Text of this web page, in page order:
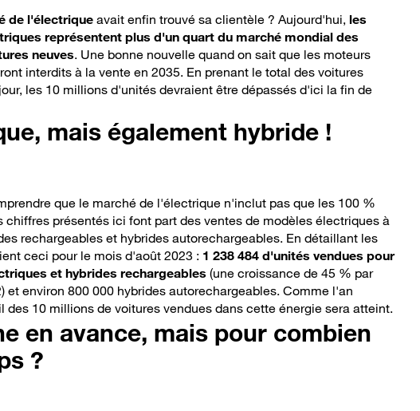
de l'électrique avait enfin trouvé sa clientèle ? Aujourd'hui, les
représentent plus d'un quart du marché mondial des
neuves. Une bonne nouvelle quand on sait que les moteurs
interdits à la vente en 2035. En prenant le total des voitures
les 10 millions d'unités devraient être dépassés d'ici la fin de
mais également hybride !
que le marché de l'électrique n'inclut pas que les 100 %
chiffres présentés ici font part des ventes de modèles électriques à
rechargeables et hybrides autorechargeables. En détaillant les
ceci pour le mois d'août 2023 : 1 238 484 d'unités vendues pour
et hybrides rechargeables (une croissance de 45 % par
et environ 800 000 hybrides autorechargeables. Comme l'an
des 10 millions de voitures vendues dans cette énergie sera atteint.
en avance, mais pour combien
?